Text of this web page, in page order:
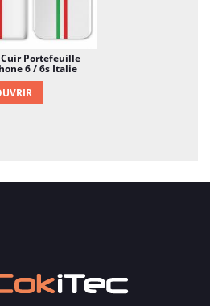
Cuir Portefeuille
6 / 6s Italie